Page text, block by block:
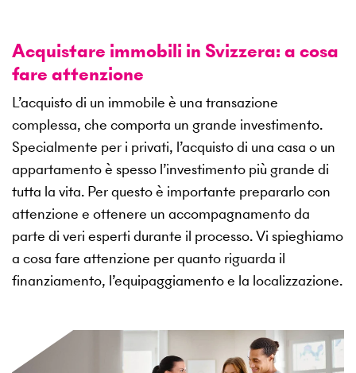
Acquistare immobili in Svizzera: a cosa
fare attenzione
L’acquisto di un immobile è una transazione
complessa, che comporta un grande investimento.
Specialmente per i privati, l’acquisto di una casa o un
appartamento è spesso l’investimento più grande di
tutta la vita. Per questo è importante prepararlo con
attenzione e ottenere un accompagnamento da
parte di veri esperti durante il processo. Vi spieghiamo
a cosa fare attenzione per quanto riguarda il
finanziamento, l’equipaggiamento e la localizzazione.